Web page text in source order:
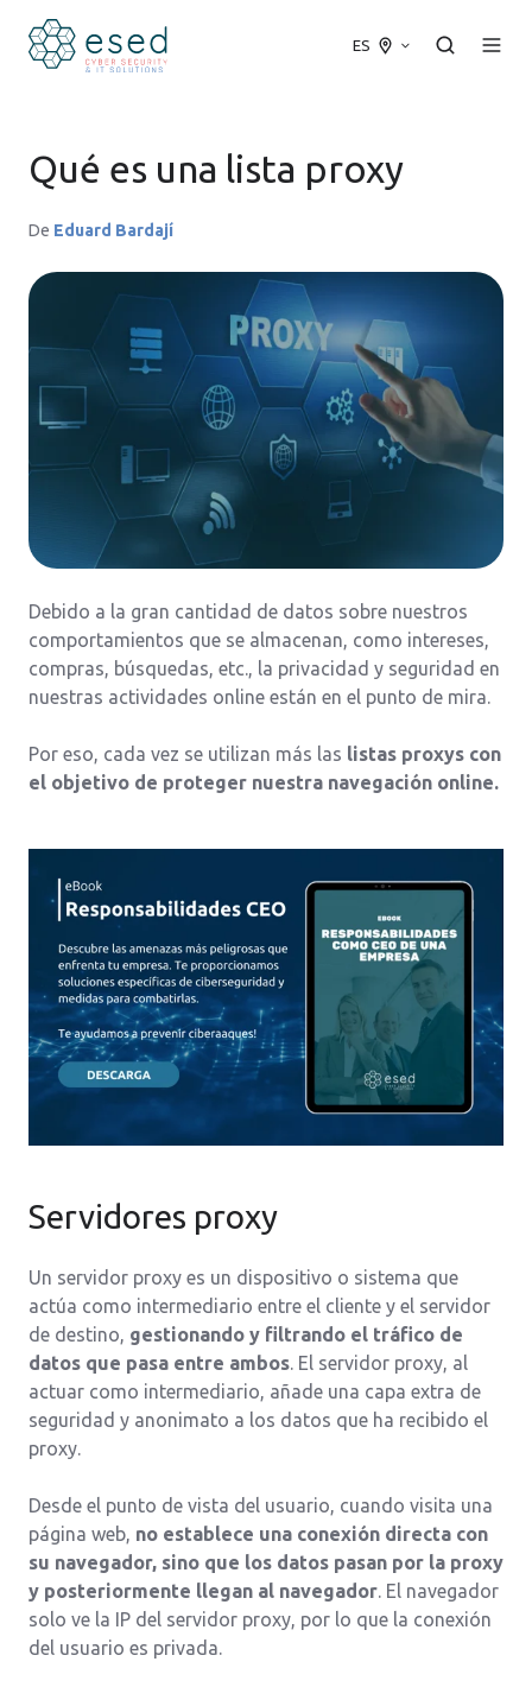
ES
Qué es una lista proxy
De Eduard Bardají
Debido a la gran cantidad de datos sobre nuestros
comportamientos que se almacenan, como intereses,
compras, búsquedas, etc., la privacidad y seguridad en
nuestras actividades online están en el punto de mira.
Por eso, cada vez se utilizan más las listas proxys con
el objetivo de proteger nuestra navegación online.
Servidores proxy
Un servidor proxy es un dispositivo o sistema que
actúa como intermediario entre el cliente y el servidor
de destino, gestionando y filtrando el tráfico de
datos que pasa entre ambos. El servidor proxy, al
actuar como intermediario, añade una capa extra de
seguridad y anonimato a los datos que ha recibido el
proxy.
Desde el punto de vista del usuario, cuando visita una
página web, no establece una conexión directa con
su navegador, sino que los datos pasan por la proxy
y posteriormente llegan al navegador. El navegador
solo ve la IP del servidor proxy, por lo que la conexión
del usuario es privada.